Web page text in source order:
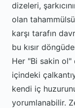
dizeleri,
olan
karşı tarafın
bu kısır
Her "Bi sakin ol"
içindeki
kendi iç
yorumlanabilir.